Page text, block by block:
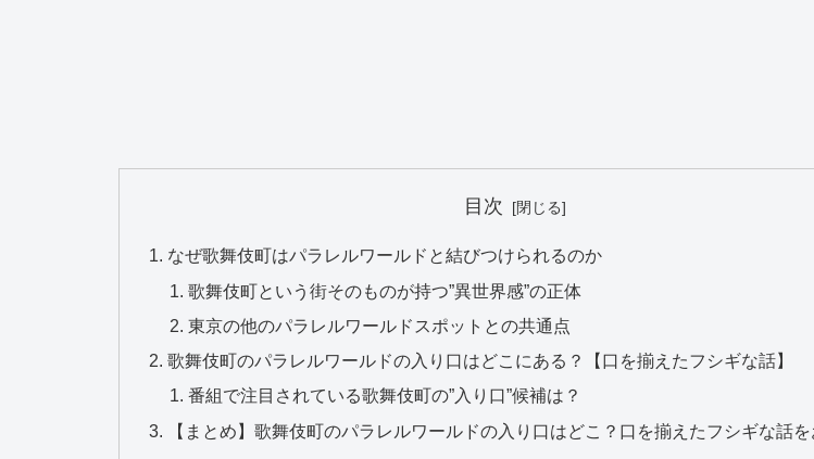
目次
なぜ歌舞伎町はパラレルワールドと結びつけられるのか
歌舞伎町という街そのものが持つ”異世界感”の正体
東京の他のパラレルワールドスポットとの共通点
歌舞伎町のパラレルワールドの入り口はどこにある？【口を揃えたフシギな話】
番組で注目されている歌舞伎町の”入り口”候補は？
【まとめ】歌舞伎町のパラレルワールドの入り口はどこ？口を揃えたフシギな話